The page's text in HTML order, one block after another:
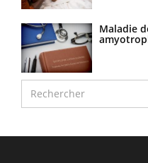
Maladie